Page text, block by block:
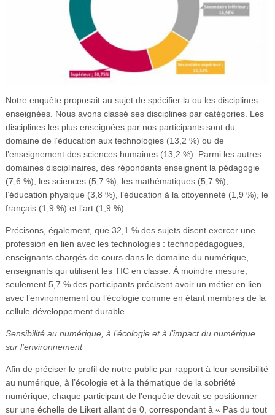
Notre enquête proposait au sujet de spécifier la ou les disciplines
enseignées. Nous avons classé ses disciplines par catégories. Les
disciplines les plus enseignées par nos participants sont du
domaine de l’éducation aux technologies (13,2 %) ou de
l’enseignement des sciences humaines (13,2 %). Parmi les autres
domaines disciplinaires, des répondants enseignent la pédagogie
(7,6 %), les sciences (5,7 %), les mathématiques (5,7 %),
l’éducation physique (3,8 %), l’éducation à la citoyenneté (1,9 %), le
français (1,9 %) et l’art (1,9 %).
Précisons, également, que 32,1 % des sujets disent exercer une
profession en lien avec les technologies : technopédagogues,
enseignants chargés de cours dans le domaine du numérique,
enseignants qui utilisent les TIC en classe. À moindre mesure,
seulement 5,7 % des participants précisent avoir un métier en lien
avec l’environnement ou l’écologie comme en étant membres de la
cellule développement durable.
Sensibilité au numérique, à l’écologie et à l’impact du numérique
sur l’environnement
Afin de préciser le profil de notre public par rapport à leur sensibilité
au numérique, à l’écologie et à la thématique de la sobriété
numérique, chaque participant de l’enquête devait se positionner
sur une échelle de Likert allant de 0, correspondant à « Pas du tout